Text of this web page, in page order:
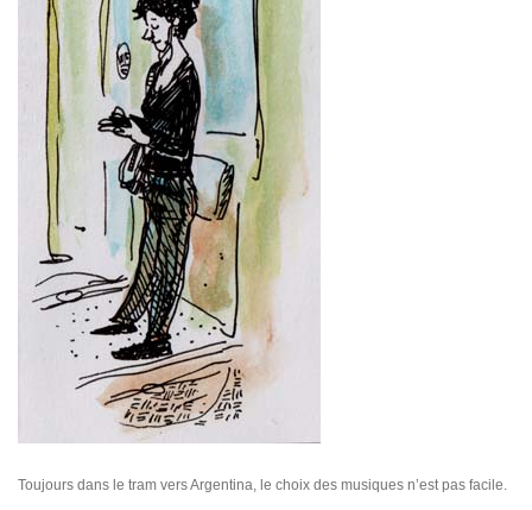
Toujours dans le tram vers Argentina, le choix des musiques n’est pas facile.